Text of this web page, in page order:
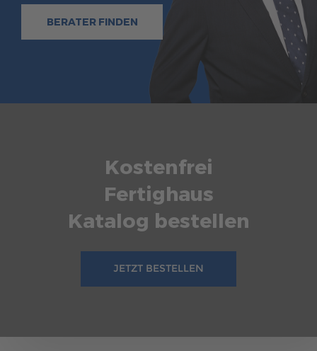
BERATER FINDEN
Kostenfrei
Fertighaus
Katalog bestellen
JETZT BESTELLEN